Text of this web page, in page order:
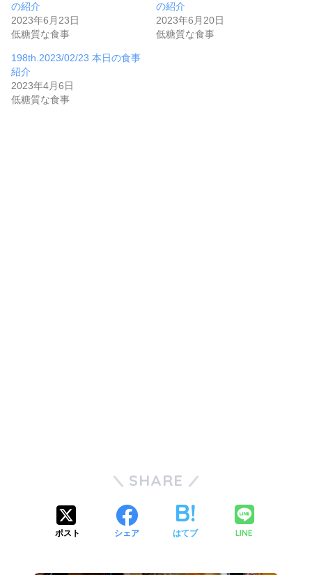
の紹介
2023年6月23日
低糖質な食事
の紹介
2023年6月20日
低糖質な食事
198th.2023/02/23 本日の食事
紹介
2023年4月6日
低糖質な食事
SHARE
ポスト シェア はてブ LINE